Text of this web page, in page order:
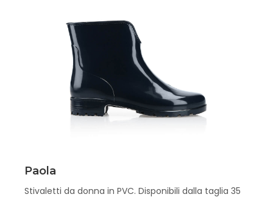
Paola
Stivaletti da donna in PVC. Disponibili dalla taglia 35